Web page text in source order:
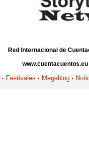
Red Internacional de
· Festivales · Megablog ·